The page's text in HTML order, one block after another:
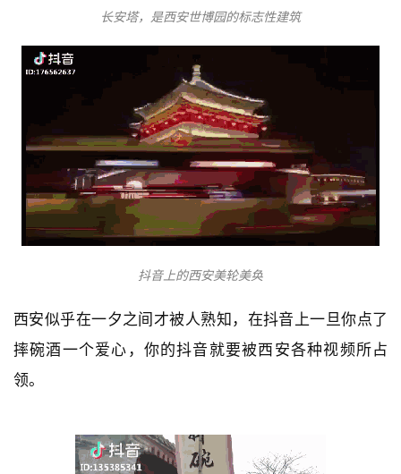
长安塔，是西安世博园的标志性建筑
抖音上的西安美轮美奂
西安似乎在一夕之间才被人熟知，在抖音上一旦你点了
摔碗酒一个爱心，你的抖音就要被西安各种视频所占
领。